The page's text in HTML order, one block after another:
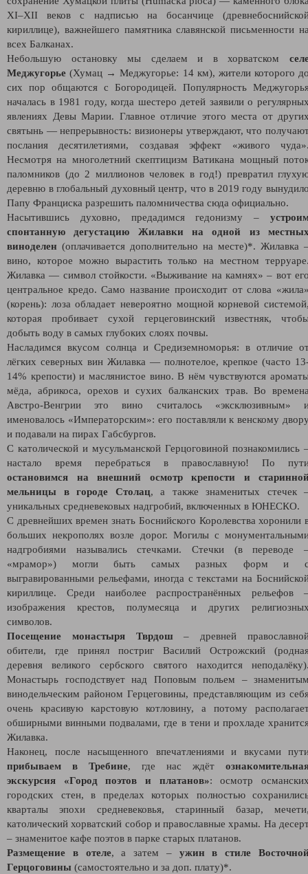
XI–XII веков с надписью на босанчице
кириллице), важнейшего памятника славянской письменности
всех Балканах.
Небольшую остановку мы сделаем и в хорватском
Меджугорье (Хумац → Меджугорье: 14 км), жители которого
сих пор общаются с Богородицей. Популярность
началась в 1981 году, когда шестеро детей заявили о
явлениях Девы Марии. Главное отличие этого места от
святынь — непрерывность: визионеры утверждают, что
послания десятилетиями, создавая эффект «живого
Несмотря на многолетний скептицизм Ватикана мощный
паломников (до 2 миллионов человек в год!) превратил
деревню в глобальный духовный центр, что в 2019 году
Папу Франциска разрешить паломничества сюда официально.
Насытившись духовно, предадимся гедонизму –
спонтанную дегустацию Жилавки на одной из
виноделен (оплачивается дополнительно на месте)*. Жилавка
вино, которое можно вырастить только на местном
Жилавка — символ стойкости. «Выживание на камнях» – вот
центральное кредо. Само название происходит от слова
(корень): лоза обладает невероятно мощной корневой
которая пробивает сухой герцеговинский известняк,
добыть воду в самых глубоких слоях почвы.
Насладимся вкусом солнца и Средиземноморья: в отличие
лёгких северных вин Жилавка — полнотелое, крепкое (часто
14% крепости) и маслянистое вино. В нём чувствуются
мёда, абрикоса, орехов и сухих балканских трав. Во
Австро-Венгрии это вино считалось «эксклюзивным»
именовалось «Императорским»: его поставляли к венскому
и подавали на пирах Габсбургов.
С католической и мусульманской Герцоговиной познакомились
настало время перебраться в православную! По
остановимся на внешний осмотр крепости и
мельницы в городе Столац, а также знаменитых стечек
уникальных средневековых надгробий, включенных в ЮНЕСКО.
С древнейших времен знать Боснийского Королевства хоронили
больших некрополях возле дорог. Могилы с
надгробиями назывались стечками. Стечки (в переводе
«мрамор») могли быть самых разных форм и
выгравированными рельефами, иногда с текстами на
кириллице. Среди наиболее распространённых рельефов
изображения крестов, полумесяца и других
символов.
Посещение монастыря Тврдош – древней
обители, где принял постриг Василий Острожский
деревня великого сербского святого находится
Монастырь господствует над Поповым польем –
винодельческим районом Герцеговины, представляющим из
очень красивую карстовую котловину, а потому
обширными винными подвалами, где в тени и прохладе
Жилавка.
Наконец, после насыщенного впечатлениями и вкусами
прибываем в Требине, где нас ждёт
экскурсия «Город поэтов и платанов»: осмотр
городских стен, в пределах которых полностью
кварталы эпохи средневековья, старинный базар,
католический хорватский собор и православные храмы. На
– знаменитое кафе поэтов в парке старых платанов.
Размещение в отеле, а затем – ужин в стиле
Герцоговины (самостоятельно и за доп. плату)*.